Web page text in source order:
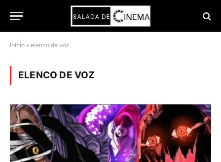
Início » elenco de voz
ELENCO DE VOZ